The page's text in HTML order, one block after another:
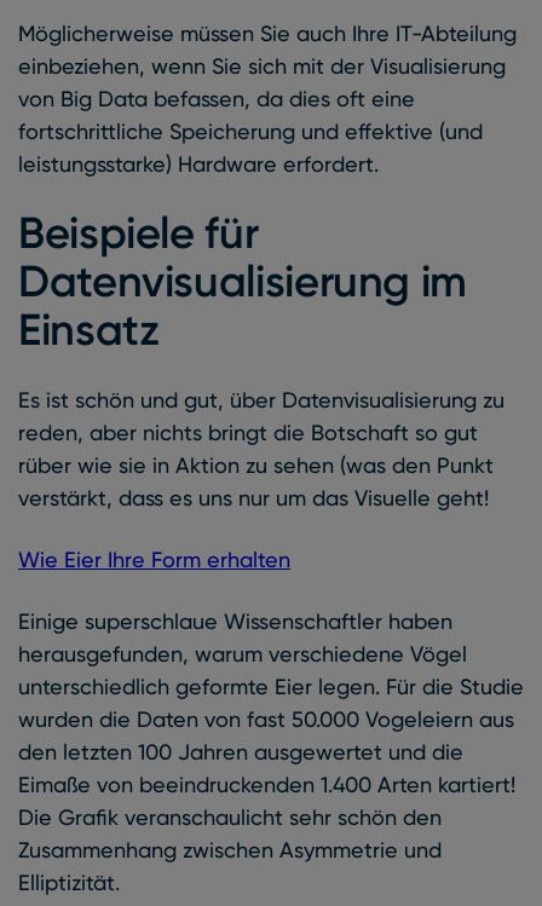
Möglicherweise müssen Sie auch Ihre IT-Abteilung
einbeziehen, wenn Sie sich mit der Visualisierung
von Big Data befassen, da dies oft eine
fortschrittliche Speicherung und effektive (und
leistungsstarke) Hardware erfordert.
Beispiele für
Datenvisualisierung im
Einsatz
Es ist schön und gut, über Datenvisualisierung zu
reden, aber nichts bringt die Botschaft so gut
rüber wie sie in Aktion zu sehen (was den Punkt
verstärkt, dass es uns nur um das Visuelle geht!
Wie Eier Ihre Form erhalten
Einige superschlaue Wissenschaftler haben
herausgefunden, warum verschiedene Vögel
unterschiedlich geformte Eier legen. Für die Studie
wurden die Daten von fast 50.000 Vogeleiern aus
den letzten 100 Jahren ausgewertet und die
Eimaße von beeindruckenden 1.400 Arten kartiert!
Die Grafik veranschaulicht sehr schön den
Zusammenhang zwischen Asymmetrie und
Elliptizität.